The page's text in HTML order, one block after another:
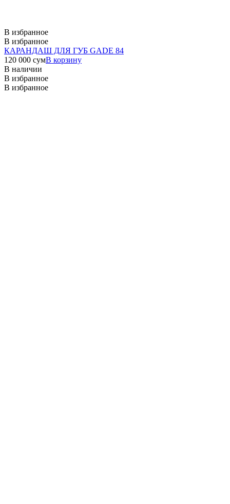
В избранное
В избранное
КАРАНДАШ ДЛЯ ГУБ GADE 84
120 000 сумВ корзину
В наличии
В избранное
В избранное